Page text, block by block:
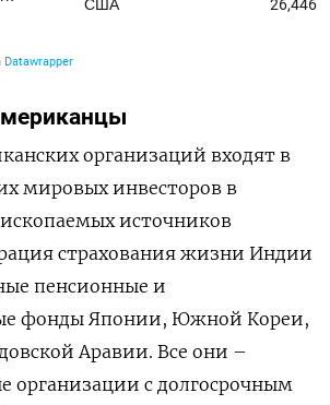
организаций входят в
мировых инвесторов в
источников
страхования жизни Индии
пенсионные и
фонды Японии, Южной Кореи,
Аравии. Все они –
организации с долгосрочным